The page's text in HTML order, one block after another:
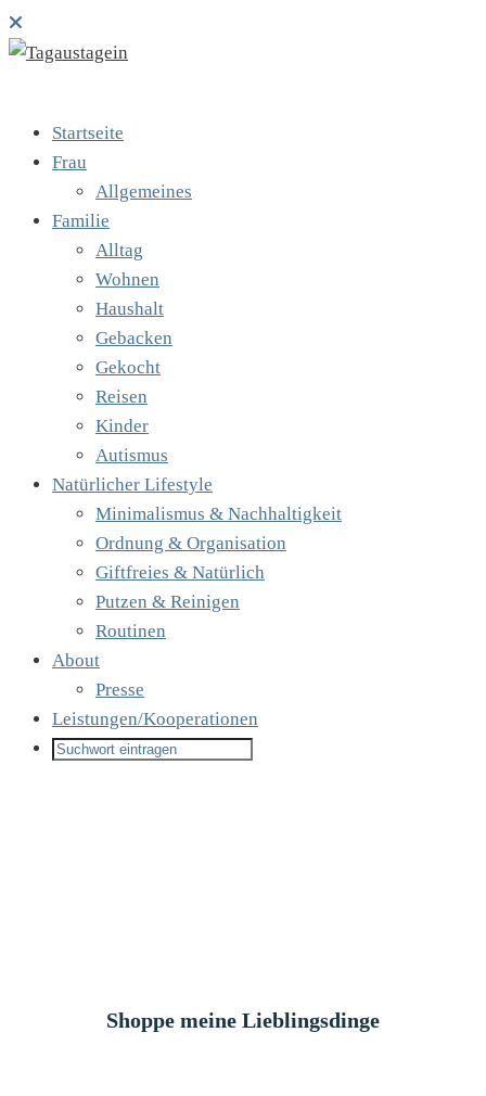
Startseite
Frau
Allgemeines
Familie
Alltag
Wohnen
Haushalt
Gebacken
Gekocht
Reisen
Kinder
Autismus
Natürlicher Lifestyle
Minimalismus & Nachhaltigkeit
Ordnung & Organisation
Giftfreies & Natürlich
Putzen & Reinigen
Routinen
About
Presse
Leistungen/Kooperationen
Shoppe meine Lieblingsdinge